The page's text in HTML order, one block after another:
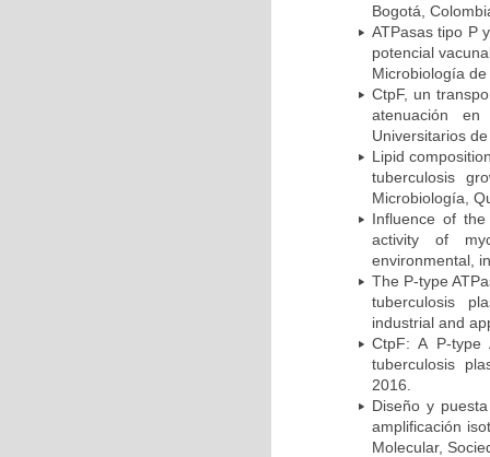
Bogotá,
ATPasas tipo P
potencial
Microbiología
CtpF, un
atenuación
Universitarios
Lipid
tuberculosis
Microbiología,
Influence of the
activity of
environmental,
The P-type
tuberculosis
industrial and
CtpF: A P-type
tuberculosis
2016.
Diseño y
amplificación
Molecular,